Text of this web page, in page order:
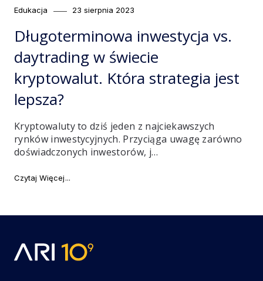
Category
Edukacja
Posted
23 sierpnia 2023
Długoterminowa inwestycja vs.
daytrading w świecie
kryptowalut. Która strategia jest
lepsza?
Kryptowaluty to dziś jeden z najciekawszych
rynków inwestycyjnych. Przyciąga uwagę zarówno
doświadczonych inwestorów, j…
Czytaj Więcej